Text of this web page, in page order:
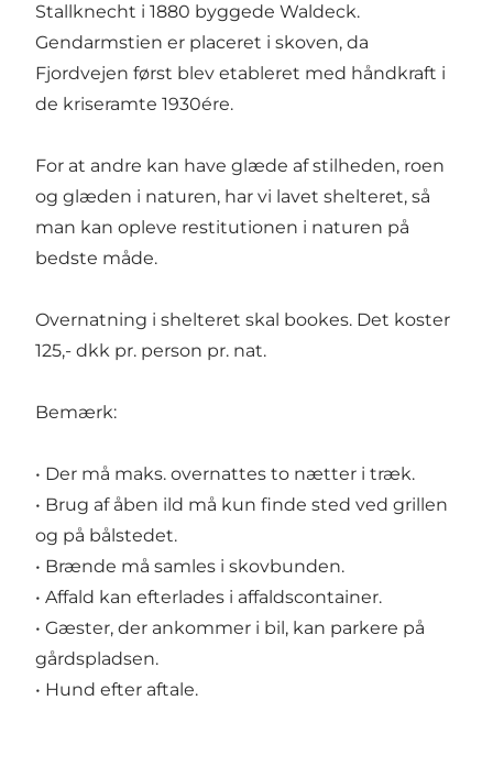
Stallknecht i 1880 byggede Waldeck.
Gendarmstien er placeret i skoven, da
Fjordvejen først blev etableret med håndkraft i
de kriseramte 1930ére.
For at andre kan have glæde af stilheden, roen
og glæden i naturen, har vi lavet shelteret, så
man kan opleve restitutionen i naturen på
bedste måde.
Overnatning i shelteret skal bookes. Det koster
125,- dkk pr. person pr. nat.
Bemærk:
• Der må maks. overnattes to nætter i træk.
• Brug af åben ild må kun finde sted ved grillen
og på bålstedet.
• Brænde må samles i skovbunden.
• Affald kan efterlades i affaldscontainer.
• Gæster, der ankommer i bil, kan parkere på
gårdspladsen.
• Hund efter aftale.